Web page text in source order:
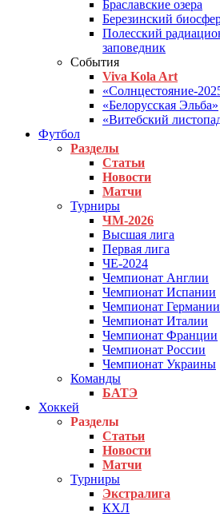
Браславские озера
Березинский
Полесский
заповедник
События
Viva Kola Art
«Солнцестояние-
«Белорусская Эльба»
«Витебский
Футбол
Разделы
Статьи
Новости
Матчи
Турниры
ЧМ-2026
Высшая лига
Первая лига
ЧЕ-2024
Чемпионат Англии
Чемпионат Испании
Чемпионат Германии
Чемпионат Италии
Чемпионат Франции
Чемпионат России
Чемпионат Украины
Команды
БАТЭ
Хоккей
Разделы
Статьи
Новости
Матчи
Турниры
Экстралига
КХЛ